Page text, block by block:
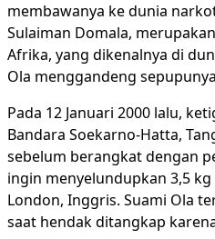
membawanya ke dunia
Sulaiman Domala,
Afrika, yang dikenalnya di
Ola menggandeng
Pada 12 Januari 2000 lalu,
Bandara Soekarno-Hatta,
sebelum berangkat dengan
ingin menyelundupkan 3,5
London, Inggris. Suami Ola
saat hendak ditangkap